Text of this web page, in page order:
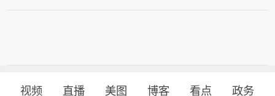
视频 直播 美图 博客 看点 政务